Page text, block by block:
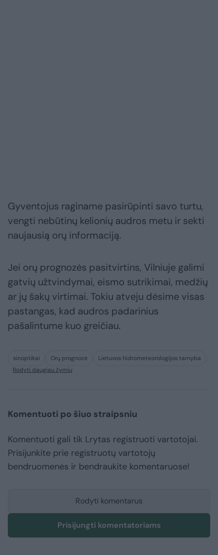
Gyventojus raginame pasirūpinti savo turtu,
vengti nebūtinų kelionių audros metu ir sekti
naujausią orų informaciją.
Jei orų prognozės pasitvirtins, Vilniuje galimi
gatvių užtvindymai, eismo sutrikimai, medžių
ar jų šakų virtimai. Tokiu atveju dėsime visas
pastangas, kad audros padarinius
pašalintume kuo greičiau.
sinoptikai Orų prognozė
Lietuvos hidrometeorologijos tarnyba
Rodyti daugiau žymių
Komentuoti po šiuo straipsniu
Komentuoti gali tik Lrytas registruoti vartotojai.
Prisijunkite prie registruotų vartotojų
bendruomenės ir bendraukite komentaruose!
Rodyti komentarus
Prisijungti komentatoriams